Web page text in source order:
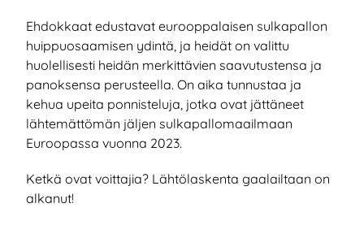
Ehdokkaat edustavat eurooppalaisen sulkapallon
huippuosaamisen ydintä, ja heidät on valittu
huolellisesti heidän merkittävien saavutustensa ja
panoksensa perusteella. On aika tunnustaa ja
kehua upeita ponnisteluja, jotka ovat jättäneet
lähtemättömän jäljen sulkapallomaailmaan
Euroopassa vuonna 2023.
Ketkä ovat voittajia? Lähtölaskenta gaalailtaan on
alkanut!